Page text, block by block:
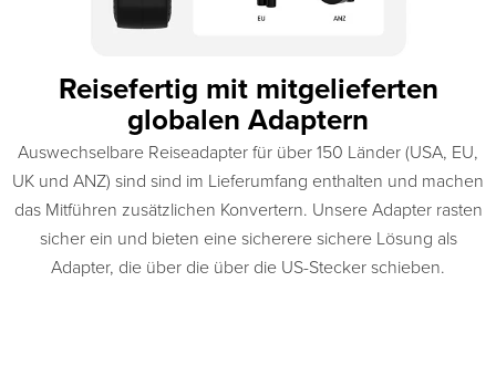
Reisefertig mit mitgelieferten
globalen Adaptern
Auswechselbare Reiseadapter für über 150 Länder (USA, EU,
UK und ANZ) sind sind im Lieferumfang enthalten und machen
das Mitführen zusätzlichen Konvertern. Unsere Adapter rasten
sicher ein und bieten eine sicherere sichere Lösung als
Adapter, die über die über die US-Stecker schieben.